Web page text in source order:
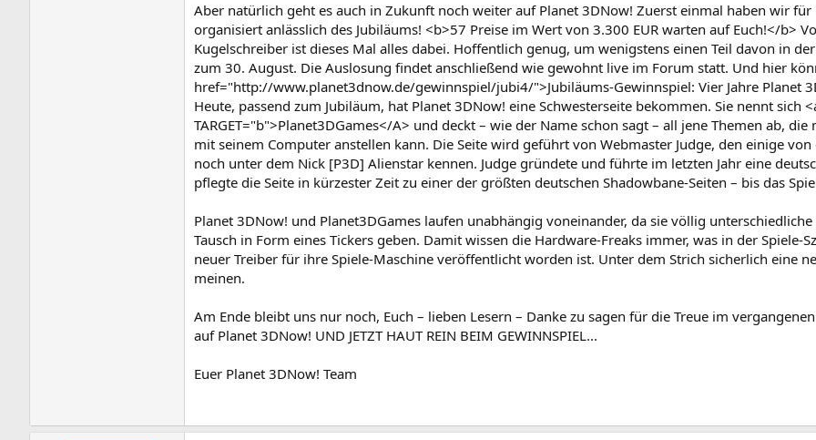
Aber natürlich geht es auch in Zukunft noch weiter auf Planet 3DNow! Zuerst einmal haben wir
organisiert anlässlich des Jubiläums! <b>57 Preise im Wert von 3.300 EUR warten auf Euch!</b>
Kugelschreiber ist dieses Mal alles dabei. Hoffentlich genug, um wenigstens einen Teil davon in
zum 30. August. Die Auslosung findet anschließend wie gewohnt live im Forum statt. Und hier
href="http://www.planet3dnow.de/gewinnspiel/jubi4/">Jubiläums-Gewinnspiel: Vier Jahre Planet
Heute, passend zum Jubiläum, hat Planet 3DNow! eine Schwesterseite bekommen. Sie nennt
TARGET="b">Planet3DGames</A> und deckt – wie der Name schon sagt – all jene Themen ab,
mit seinem Computer anstellen kann. Die Seite wird geführt von Webmaster Judge, den einige
noch unter dem Nick [P3D] Alienstar kennen. Judge gründete und führte im letzten Jahr eine
pflegte die Seite in kürzester Zeit zu einer der größten deutschen Shadowbane-Seiten – bis das
Planet 3DNow! und Planet3DGames laufen unabhängig voneinander, da sie völlig
Tausch in Form eines Tickers geben. Damit wissen die Hardware-Freaks immer, was in der
neuer Treiber für ihre Spiele-Maschine veröffentlicht worden ist. Unter dem Strich sicherlich eine
meinen.
Am Ende bleibt uns nur noch, Euch – lieben Lesern – Danke zu sagen für die Treue im
auf Planet 3DNow! UND JETZT HAUT REIN BEIM GEWINNSPIEL...
Euer Planet 3DNow! Team